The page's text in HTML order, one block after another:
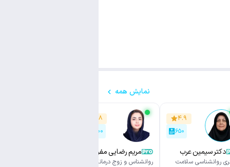
نمایش همه
۴.۹
۶۵۰
دکتر سیمین عرب
روانشناسی سلامت
۴.۸
۱,۵۰۰
مریم رضایی مفرد
روانشناس و زوج درمانگر